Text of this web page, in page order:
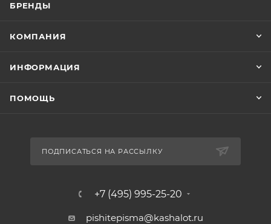
БРЕНДЫ
КОМПАНИЯ
ИНФОРМАЦИЯ
ПОМОЩЬ
ПОДПИСАТЬСЯ НА РАССЫЛКУ
+7 (495) 995-25-20​
pishitepisma@kashalot.ru